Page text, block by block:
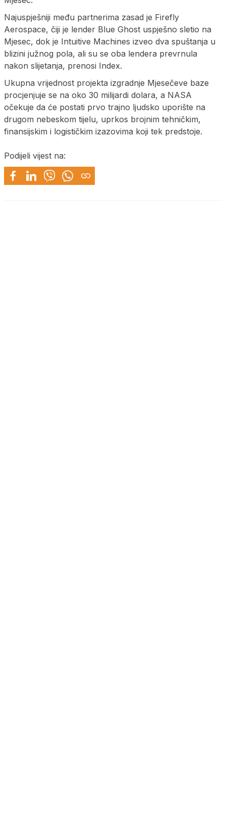
Najuspješniji među partnerima zasad je Firefly
Aerospace, čiji je lender Blue Ghost uspješno sletio na
Mjesec, dok je Intuitive Machines izveo dva spuštanja u
blizini južnog pola, ali su se oba lendera prevrnula
nakon slijetanja, prenosi Index.
Ukupna vrijednost projekta izgradnje Mjesečeve baze
procjenjuje se na oko 30 milijardi dolara, a NASA
očekuje da će postati prvo trajno ljudsko uporište na
drugom nebeskom tijelu, uprkos brojnim tehničkim,
finansijskim i logističkim izazovima koji tek predstoje.
Podijeli vijest na: